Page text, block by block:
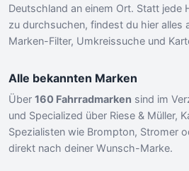
Deutschland an einem Ort. Statt jede
zu durchsuchen, findest du hier alles
Marken-Filter, Umkreissuche und
Alle bekannten Marken
Über 160 Fahrradmarken sind im
und Specialized über Riese & Müller,
Spezialisten wie Brompton, Stromer
direkt nach deiner Wunsch-Marke.